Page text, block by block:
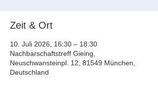
Zeit & Ort
10. Juli 2026, 16:30 – 18:30
Nachbarschaftstreff Gieing,
Neuschwansteinpl. 12, 81549 München,
Deutschland